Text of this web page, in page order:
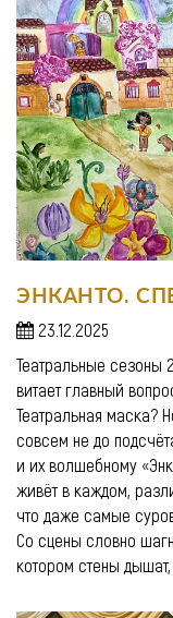
ЭНКАНТО.
23.12.2025
Театральные сезоны
витает главный
Театральная маска?
совсем не до
и их волшебному
живёт в каждом,
что даже самые
Со сцены словно
котором стены